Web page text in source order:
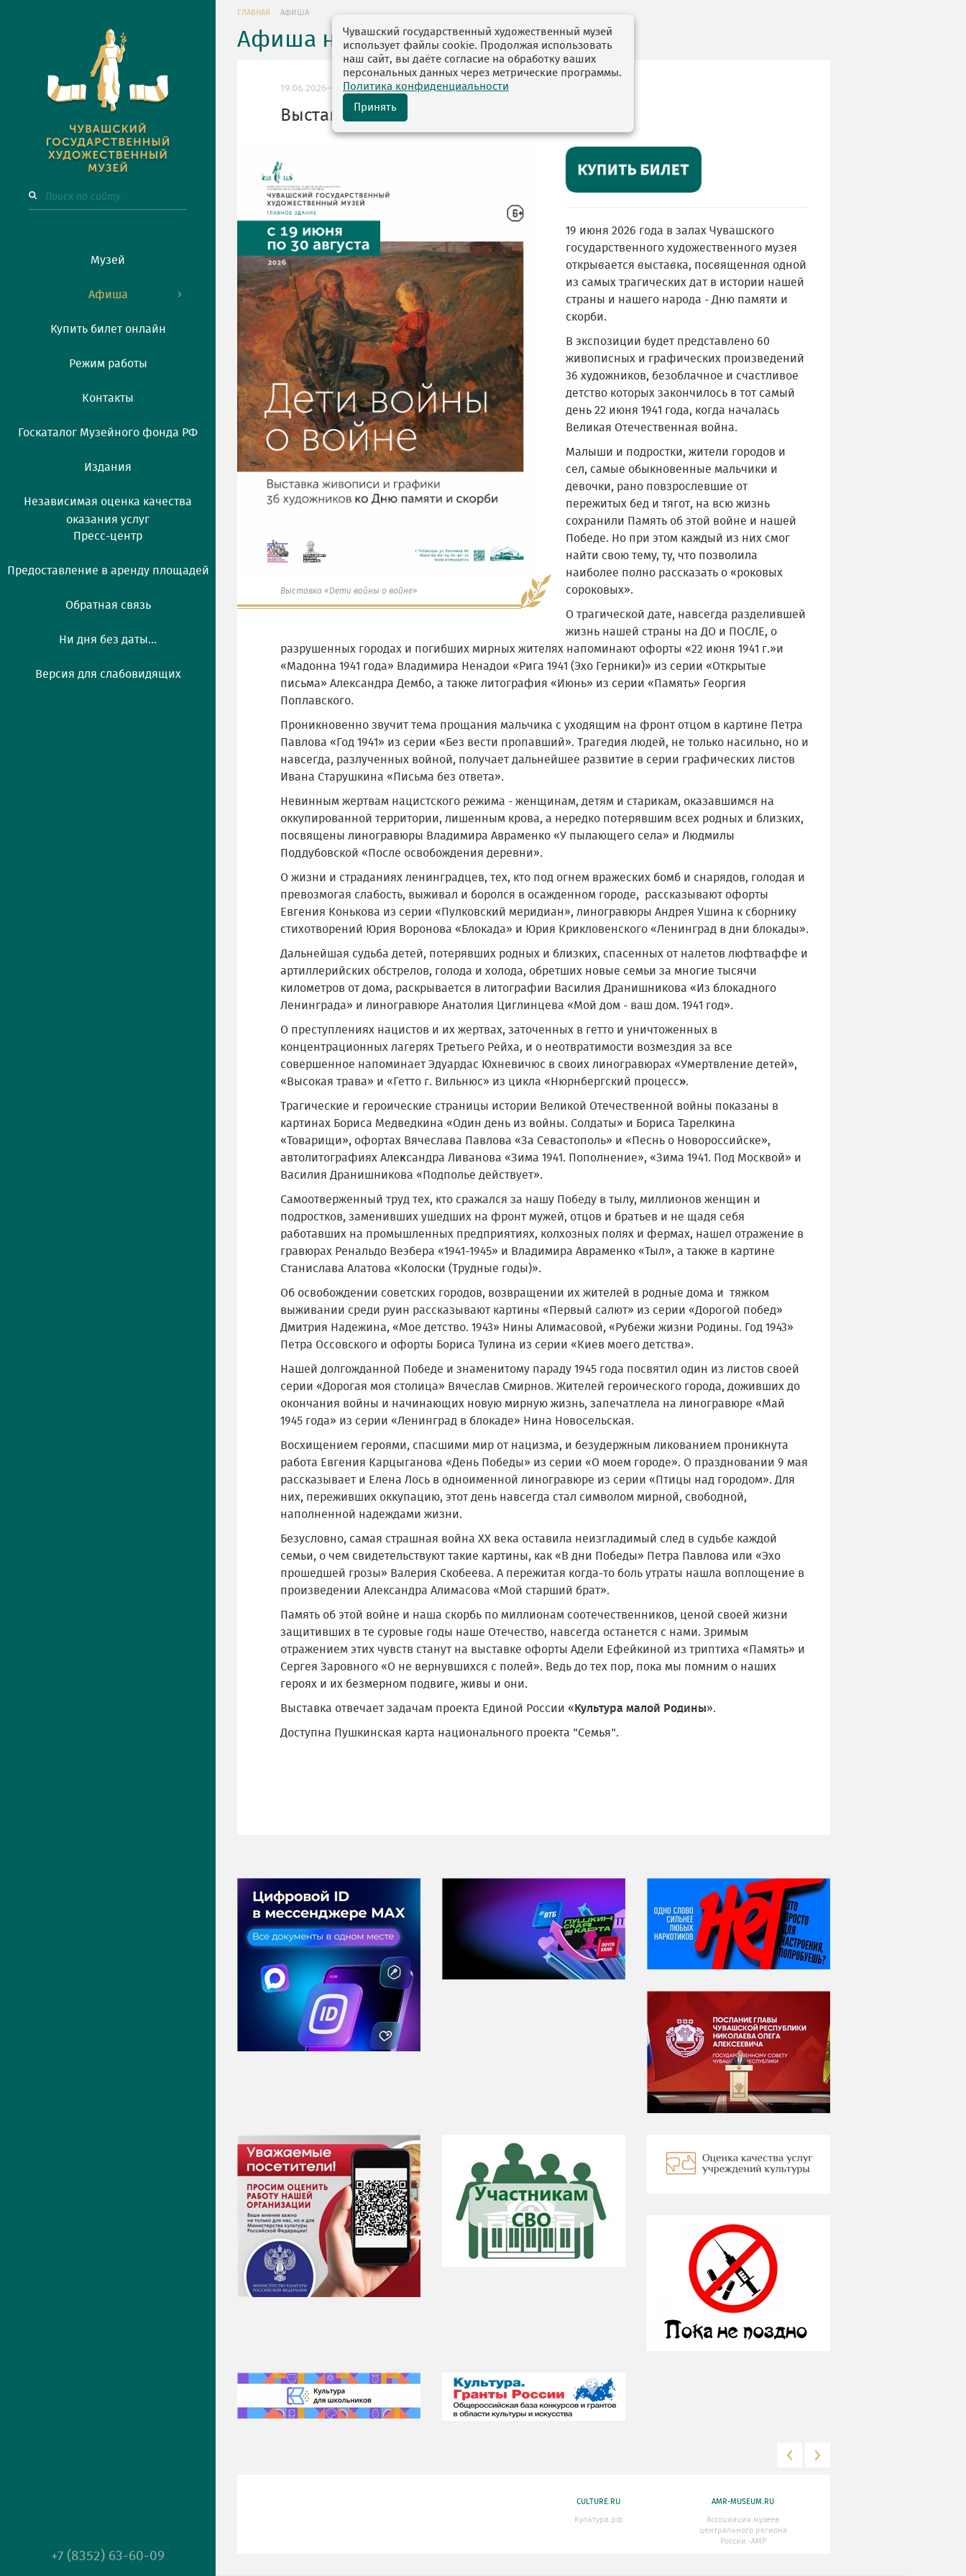
Музей
Афиша
Купить билет онлайн
Режим работы
Контакты
Госкаталог Музейного фонда РФ
Издания
Независимая оценка качества
оказания услуг
Пресс-центр
Предоставление в аренду площадей
Обратная связь
Ни дня без даты...
Версия для слабовидящих
+7 (8352) 63-60-09
ГЛАВНАЯ АФИША
Афиша на месяц
19.06.2026—30.08.2026
Выставка «Дети войны о войне»
Выставка «Дети войны о войне»
19 июня 2026 года в залах Чувашского
государственного художественного музея
открывается выставка, посвященная одной
из самых трагических дат в истории нашей
страны и нашего народа - Дню памяти и
скорби.
В экспозиции будет представлено 60
живописных и графических произведений
36 художников, безоблачное и счастливое
детство которых закончилось в тот самый
день 22 июня 1941 года, когда началась
Великая Отечественная война.
Малыши и подростки, жители городов и
сел, самые обыкновенные мальчики и
девочки, рано повзрослевшие от
пережитых бед и тягот, на всю жизнь
сохранили Память об этой войне и нашей
Победе. Но при этом каждый из них смог
найти свою тему, ту, что позволила
наиболее полно рассказать о «роковых
сороковых».
О трагической дате, навсегда разделившей
жизнь нашей страны на ДО и ПОСЛЕ, о
разрушенных городах и погибших мирных жителях напоминают офорты «22 июня 1941 г.»и
«Мадонна 1941 года» Владимира Ненадои «Рига 1941 (Эхо Герники)» из серии «Открытые
письма» Александра Дембо, а также литография «Июнь» из серии «Память» Георгия
Поплавского.
Проникновенно звучит тема прощания мальчика с уходящим на фронт отцом в картине Петра
Павлова «Год 1941» из серии «Без вести пропавший». Трагедия людей, не только насильно, но и
навсегда, разлученных войной, получает дальнейшее развитие в серии графических листов
Ивана Старушкина «Письма без ответа».
Невинным жертвам нацистского режима - женщинам, детям и старикам, оказавшимся на
оккупированной территории, лишенным крова, а нередко потерявшим всех родных и близких,
посвящены линогравюры Владимира Авраменко «У пылающего села» и Людмилы
Поддубовской «После освобождения деревни».
О жизни и страданиях ленинградцев, тех, кто под огнем вражеских бомб и снарядов, голодая и
превозмогая слабость, выживал и боролся в осажденном городе, рассказывают офорты
Евгения Конькова из серии «Пулковский меридиан», линогравюры Андрея Ушина к сборнику
стихотворений Юрия Воронова «Блокада» и Юрия Крикловенского «Ленинград в дни блокады».
Дальнейшая судьба детей, потерявших родных и близких, спасенных от налетов люфтваффе и
артиллерийских обстрелов, голода и холода, обретших новые семьи за многие тысячи
километров от дома, раскрывается в литографии Василия Дранишникова «Из блокадного
Ленинграда» и линогравюре Анатолия Циглинцева «Мой дом - ваш дом. 1941 год».
О преступлениях нацистов и их жертвах, заточенных в гетто и уничтоженных в
концентрационных лагерях Третьего Рейха, и о неотвратимости возмездия за все
совершенное напоминает Эдуардас Юхневичюс в своих линогравюрах «Умертвление детей»,
«Высокая трава» и «Гетто г. Вильнюс» из цикла «Нюрнбергский процесс».
Трагические и героические страницы истории Великой Отечественной войны показаны в
картинах Бориса Медведкина «Один день из войны. Солдаты» и Бориса Тарелкина
«Товарищи», офортах Вячеслава Павлова «За Севастополь» и «Песнь о Новороссийске»,
автолитографиях Александра Ливанова «Зима 1941. Пополнение», «Зима 1941. Под Москвой» и
Василия Дранишникова «Подполье действует».
Самоотверженный труд тех, кто сражался за нашу Победу в тылу, миллионов женщин и
подростков, заменивших ушедших на фронт мужей, отцов и братьев и не щадя себя
работавших на промышленных предприятиях, колхозных полях и фермах, нашел отражение в
гравюрах Ренальдо Веэбера «1941-1945» и Владимира Авраменко «Тыл», а также в картине
Станислава Алатова «Колоски (Трудные годы)».
Об освобождении советских городов, возвращении их жителей в родные дома и тяжком
выживании среди руин рассказывают картины «Первый салют» из серии «Дорогой побед»
Дмитрия Надежина, «Мое детство. 1943» Нины Алимасовой, «Рубежи жизни Родины. Год 1943»
Петра Оссовского и офорты Бориса Тулина из серии «Киев моего детства».
Нашей долгожданной Победе и знаменитому параду 1945 года посвятил один из листов своей
серии «Дорогая моя столица» Вячеслав Смирнов. Жителей героического города, доживших до
окончания войны и начинающих новую мирную жизнь, запечатлела на линогравюре «Май
1945 года» из серии «Ленинград в блокаде» Нина Новосельская.
Восхищением героями, спасшими мир от нацизма, и безудержным ликованием проникнута
работа Евгения Карцыганова «День Победы» из серии «О моем городе». О праздновании 9 мая
рассказывает и Елена Лось в одноименной линогравюре из серии «Птицы над городом». Для
них, переживших оккупацию, этот день навсегда стал символом мирной, свободной,
наполненной надеждами жизни.
Безусловно, самая страшная война XX века оставила неизгладимый след в судьбе каждой
семьи, о чем свидетельствуют такие картины, как «В дни Победы» Петра Павлова или «Эхо
прошедшей грозы» Валерия Скобеева. А пережитая когда-то боль утраты нашла воплощение в
произведении Александра Алимасова «Мой старший брат».
Память об этой войне и наша скорбь по миллионам соотечественников, ценой своей жизни
защитивших в те суровые годы наше Отечество, навсегда останется с нами. Зримым
отражением этих чувств станут на выставке офорты Адели Ефейкиной из триптиха «Память» и
Сергея Заровного «О не вернувшихся с полей». Ведь до тех пор, пока мы помним о наших
героях и их безмерном подвиге, живы и они.
Выставка отвечает задачам проекта Единой России « Культура малой Родины».
Доступна Пушкинская карта национального проекта "Семья".
НИ ДНЯ БЕЗ ДАТЫ...
08 августа
ВСЕМИРНЫЙ ДЕНЬ
КОШЕК
CULTURE.RU
Культура.рф
AMR-MUSEUM.RU
Ассоциация музеев
центрального региона
России -АМР
Чувашский государственный художественный музей
использует файлы cookie. Продолжая использовать
наш сайт, вы даёте согласие на обработку ваших
персональных данных через метрические программы.
Политика конфиденциальности
Принять